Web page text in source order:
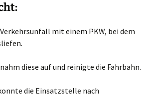
mit einem PKW, bei dem
diese auf und reinigte die Fahrbahn.
die Einsatzstelle nach